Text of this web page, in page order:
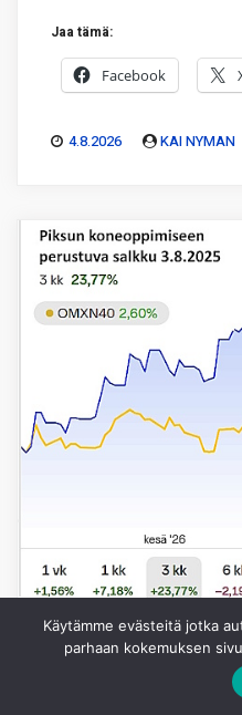
Jaa tämä:
Facebook
4.8.2026 KAI NYMAN
Käytämme evästeitä jotka
parhaan kokemuksen